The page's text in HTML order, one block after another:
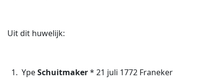
Uit dit huwelijk:
1. YpeSchuitmaker* 21 juli 1772 Franeker